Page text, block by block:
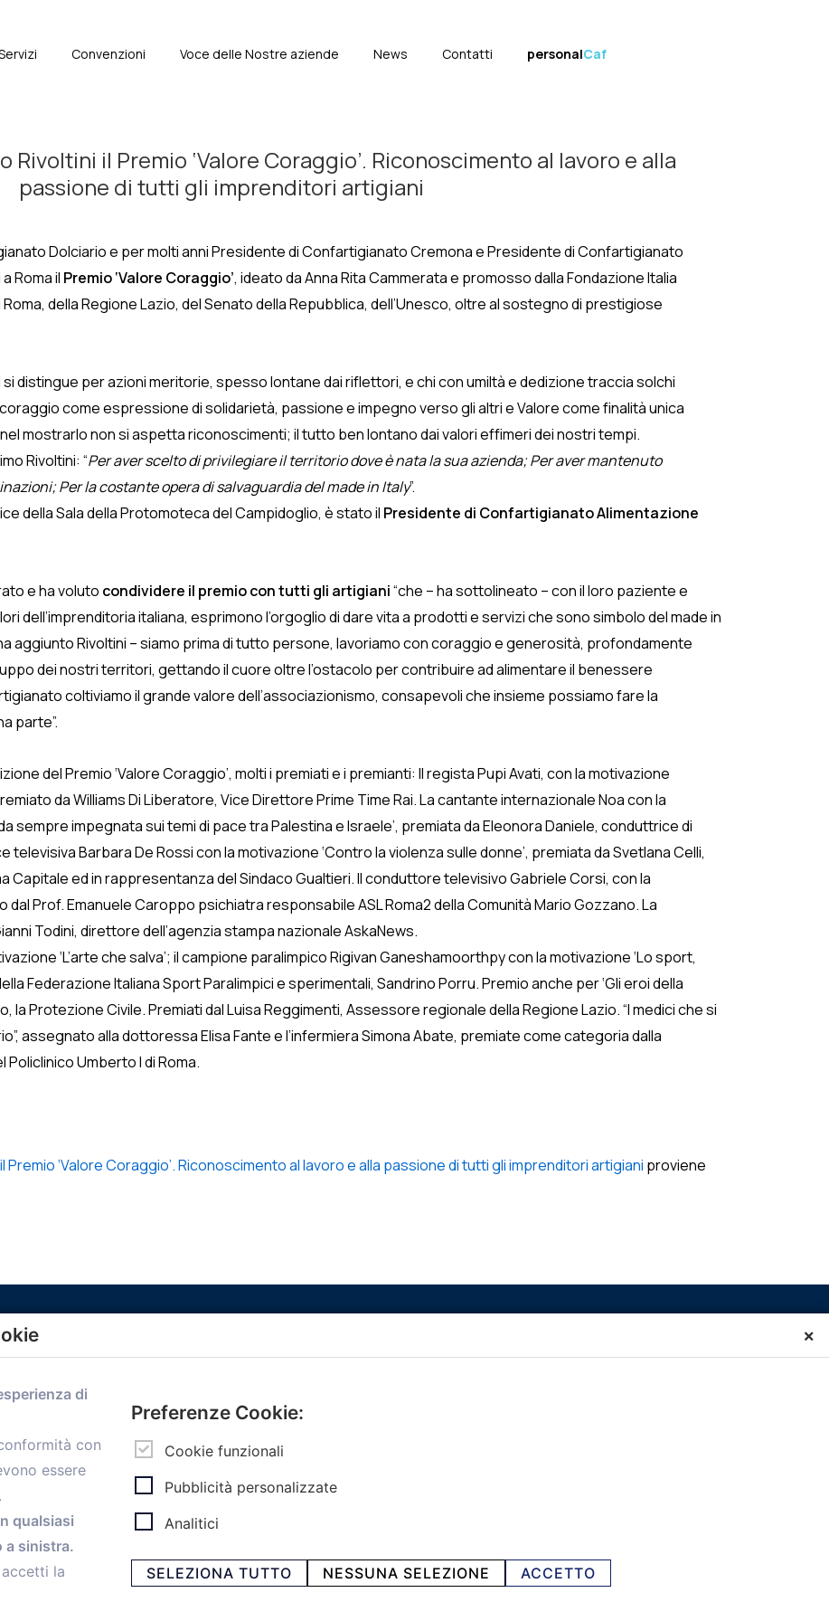
Convenzioni Voce delle Nostre aziende News Contatti personalCaf
Rivoltini il Premio ‘Valore Coraggio’. Riconoscimento al lavoro e alla
passione di tutti gli imprenditori artigiani
Dolciario e per molti anni Presidente di Confartigianato Cremona e Presidente di Confartigianato
Roma il Premio ‘Valore Coraggio’, ideato da Anna Rita Cammerata e promosso dalla Fondazione Italia
della Regione Lazio, del Senato della Repubblica, dell’Unesco, oltre al sostegno di prestigiose
distingue per azioni meritorie, spesso lontane dai riflettori, e chi con umiltà e dedizione traccia solchi
come espressione di solidarietà, passione e impegno verso gli altri e Valore come finalità unica
mostrarlo non si aspetta riconoscimenti; il tutto ben lontano dai valori effimeri dei nostri tempi.
Rivoltini: “Per aver scelto di privilegiare il territorio dove è nata la sua azienda; Per aver mantenuto
Per la costante opera di salvaguardia del made in Italy”.
della Sala della Protomoteca del Campidoglio, è stato il Presidente di Confartigianato Alimentazione
e ha voluto condividere il premio con tutti gli artigiani“che – ha sottolineato – con il loro paziente e
dell’imprenditoria italiana, esprimono l’orgoglio di dare vita a prodotti e servizi che sono simbolo del made in
aggiunto Rivoltini – siamo prima di tutto persone, lavoriamo con coraggio e generosità, profondamente
dei nostri territori, gettando il cuore oltre l’ostacolo per contribuire ad alimentare il benessere
coltiviamo il grande valore dell’associazionismo, consapevoli che insieme possiamo fare la
parte”.
del Premio ‘Valore Coraggio’, molti i premiati e i premianti: Il regista Pupi Avati, con la motivazione
da Williams Di Liberatore, Vice Direttore Prime Time Rai. La cantante internazionale Noa con la
sempre impegnata sui temi di pace tra Palestina e Israele’, premiata da Eleonora Daniele, conduttrice di
televisiva Barbara De Rossi con la motivazione ‘Contro la violenza sulle donne’, premiata da Svetlana Celli,
Capitale ed in rappresentanza del Sindaco Gualtieri. Il conduttore televisivo Gabriele Corsi, con la
dal Prof. Emanuele Caroppo psichiatra responsabile ASL Roma2 della Comunità Mario Gozzano. La
Todini, direttore dell’agenzia stampa nazionale AskaNews.
‘L’arte che salva’; il campione paralimpico Rigivan Ganeshamoorthpy con la motivazione ‘Lo sport,
Federazione Italiana Sport Paralimpici e sperimentali, Sandrino Porru. Premio anche per ‘Gli eroi della
la Protezione Civile. Premiati dal Luisa Reggimenti, Assessore regionale della Regione Lazio. “I medici che si
assegnato alla dottoressa Elisa Fante e l’infermiera Simona Abate, premiate come categoria dalla
Umberto I di Roma.
il Premio ‘Valore Coraggio’. Riconoscimento al lavoro e alla passione di tutti gli imprenditori artigiani proviene
Menù
Home
Servizi
Convenzioni
Informazioni Ex L. 124/2017
personal
×
di
con
essere
qualsiasi
a sinistra.
la
Preferenze Cookie:
Cookie funzionali
Pubblicità personalizzate
Analitici
SELEZIONA TUTTO NESSUNA SELEZIONE ACCETTO